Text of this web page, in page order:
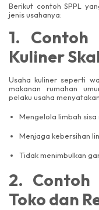
Berikut contoh SPPL
jenis usahanya:
1. Contoh
Kuliner
Usaha kuliner seperti
makanan rumahan
pelaku usaha
Mengelola limbah sisa
Menjaga kebersihan
Tidak menimbulkan
2. Contoh
Toko dan